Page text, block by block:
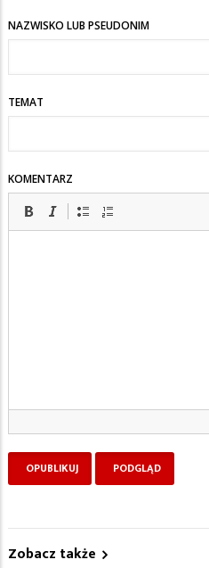
NAZWISKO LUB PSEUDONIM
TEMAT
KOMENTARZ
Zobacz także